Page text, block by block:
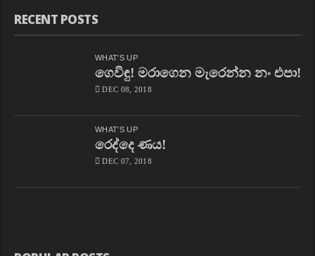
RECENT POSTS
WHAT'S UP
ගෙවිඳු! මරාගෙන මැරෙන්න නං එපා!
DEC 08, 2018
WHAT'S UP
රෙද්දෙ ණය!
DEC 07, 2018